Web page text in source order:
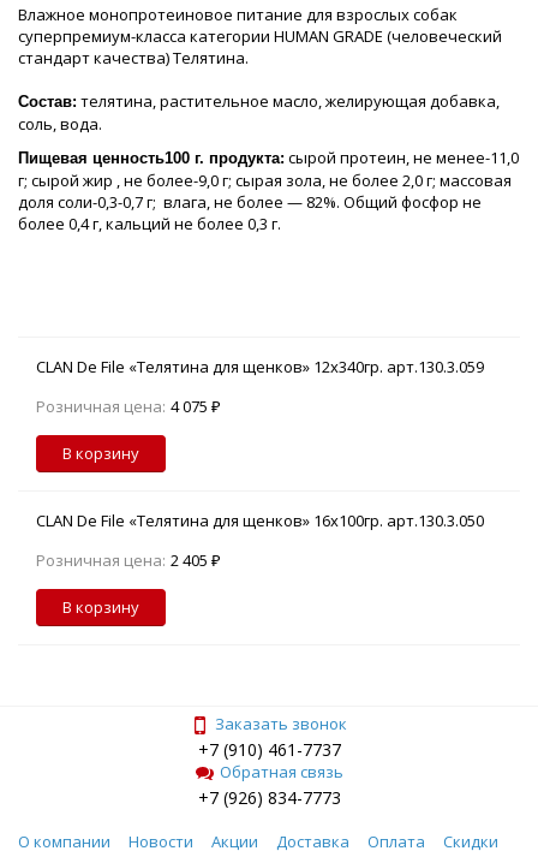
Влажное монопротеиновое питание для взрослых собак
суперпремиум-класса категории HUMAN GRADE (человеческий
стандарт качества) Телятина.
Состав: телятина, растительное масло, желирующая добавка,
соль, вода.
Пищевая ценность100 г. продукта: сырой протеин, не менее-11,0
г; сырой жир , не более-9,0 г; сырая зола, не более 2,0 г; массовая
доля соли-0,3-0,7 г; влага, не более — 82%. Общий фосфор не
более 0,4 г, кальций не более 0,3 г.
CLAN De File «Телятина для щенков» 12х340гр. арт.130.3.059
Розничная цена: 4 075 ₽
В корзину
CLAN De File «Телятина для щенков» 16х100гр. арт.130.3.050
Розничная цена: 2 405 ₽
В корзину
Заказать звонок
+7 (910) 461-7737
Обратная связь
+7 (926) 834-7773
О компании Новости Акции Доставка Оплата Скидки